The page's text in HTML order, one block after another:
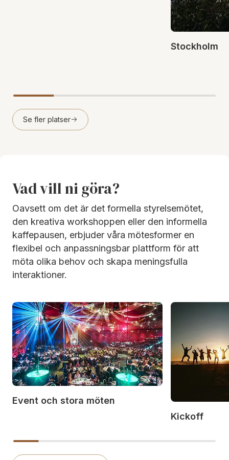
Stockholm
Se fler platser
Vad vill ni göra?
Oavsett om det är det formella styrelsemötet,
den kreativa workshoppen eller den informella
kaffepausen, erbjuder våra mötesformer en
flexibel och anpassningsbar plattform för att
möta olika behov och skapa meningsfulla
interaktioner.
Event och stora möten
Kickoff